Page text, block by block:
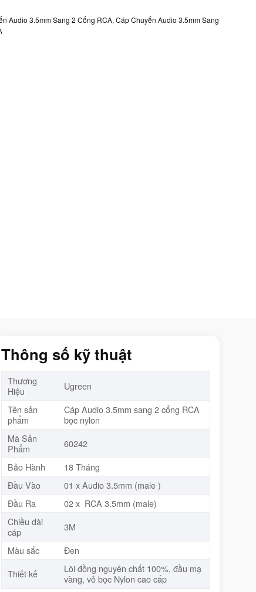
Audio 3.5mm Sang 2 Cổng RCA, Cáp Chuyển Audio 3.5mm Sang
Thông số kỹ thuật
Thương
Hiệu
Ugreen
Tên sản
phẩm
Cáp Audio 3.5mm sang 2 cổng RCA
bọc nylon
Mã Sản
Phẩm
60242
Bảo Hành
18 Tháng
Đầu Vào
01 x Audio 3.5mm (male )
Đầu Ra
02 x RCA 3.5mm (male)
Chiều dài
cáp
3M
Màu sắc
Đen
Thiết kế
Lõi đồng nguyên chất 100%, đầu mạ
vàng, vỏ bọc Nylon cao cấp